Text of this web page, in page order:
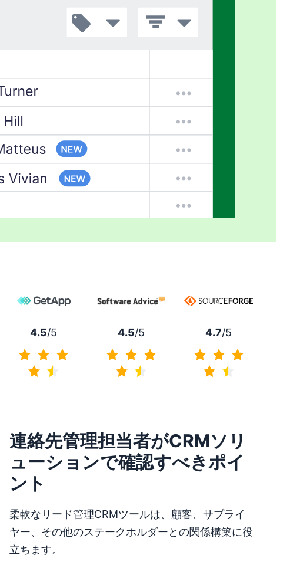
4.5/5
4.5/5
4.5/5
4.5/5
4.7/5
4.7/5
連絡先管理担当者がCRMソリ
ューションで確認すべきポイ
ント
柔軟なリード管理CRMツールは、顧客、サプライ
ヤー、その他のステークホルダーとの関係構築に役
立ちます。